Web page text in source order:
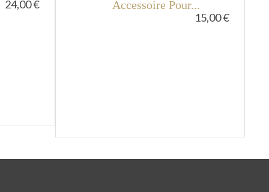
24,00 €
Accessoire Pour...
15,00 €